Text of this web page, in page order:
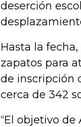
deserción
Hasta la
zapatos para
de inscripción
cerca de 342
“El objetivo de